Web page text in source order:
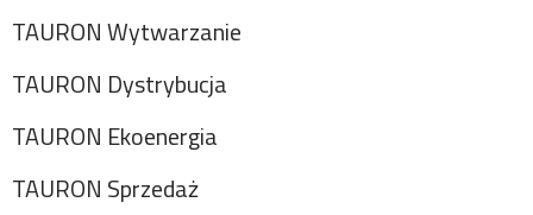
TAURON Wytwarzanie
TAURON Dystrybucja
TAURON Ekoenergia
TAURON Sprzedaż